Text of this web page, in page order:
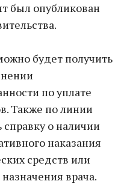
был опубликован
будет получить
по уплате
Также по линии
о наличии
наказания
средств или
врача.